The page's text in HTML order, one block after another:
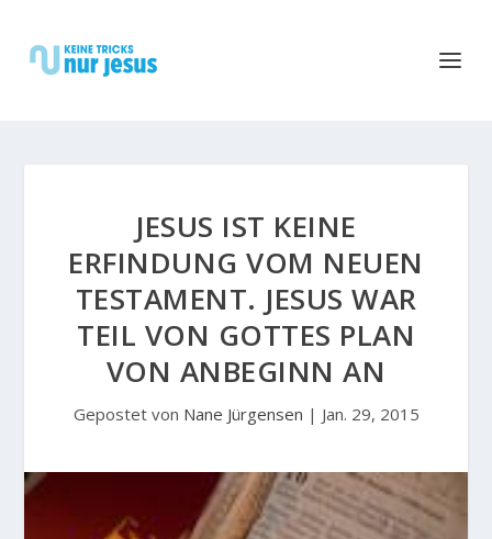
JESUS IST KEINE
ERFINDUNG VOM NEUEN
TESTAMENT. JESUS WAR
TEIL VON GOTTES PLAN
VON ANBEGINN AN
Gepostet von Nane Jürgensen | Jan. 29, 2015